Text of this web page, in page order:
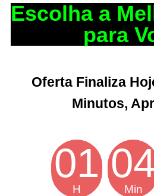
Escolha a
para
Oferta Finaliza
Minutos,
01
H Min